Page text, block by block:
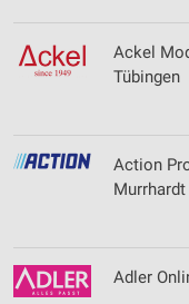
Ackel
Tübingen
Action
Murrhardt
Adler